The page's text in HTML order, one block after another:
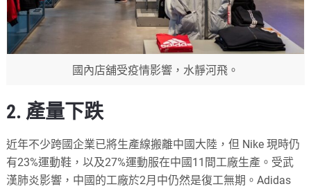
國內店舖受疫情影響，水靜河飛。
2. 產量下跌
近年不少跨國企業已將生產線搬離中國大陸，但 Nike 現時仍
有23%運動鞋，以及27%運動服在中國11間工廠生產。受武
漢肺炎影響，中國的工廠於2月中仍然是復工無期。Adidas